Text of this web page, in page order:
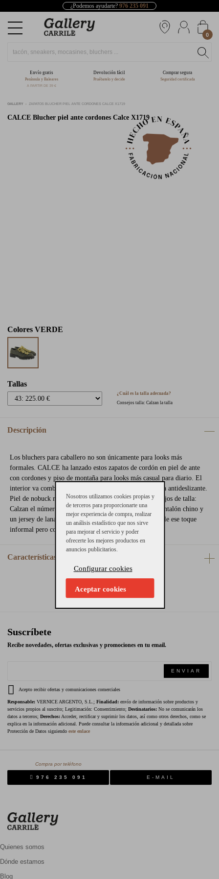
¿Podemos ayudarte? 976 235 091
0
Envío gratis
Península y Baleares
A PARTIR DE 39 €
Devolución fácil
Pruébatelo y decide
Comprar segura
Seguridad certificada
GALLERY ZAPATOS BLUCHER PIEL ANTE CORDONES CALCE X1719
CALCE Blucher piel ante cordones Calce X1719
Colores VERDE
Tallas
¿Cuál es la talla adecuada?
Consejos talla: Calzan la talla
Descripción
Los bluchers para caballero no son únicamente para looks más
formales. CALCE ha lanzado estos zapatos de cordón en piel de ante
con cordones y piso de montaña para looks más casual para diario. El
interior va combinado en piel y textil y la suela de goma antideslizante.
Piel de nobuck marrón con cordones en amarillo. Consejos de talla:
Calzan el número. Para combinar con un tejano o un pantalón chino y
un jersey de lana, elige estos zapatos de cordón para darle ese toque
informal pero con estilo para todos los días.
Características
Suscríbete
Recibe novedades, ofertas exclusivas y promociones en tu email.
ENVIAR
Acepto recibir ofertas y comunicaciones comerciales
Responsable: VERNICE ARGENTO, S.L.; Finalidad: envío de información sobre productos y
servicios propios al suscrito; Legitimación: Consentimiento; Destinatarios: No se comunicarán los
datos a terceros; Derechos: Acceder, rectificar y suprimir los datos, así como otros derechos, como se
explica en la información adicional. Puede consultar la información adicional y detallada sobre
Protección de Datos siguiendo este enlace
Compra por teléfono
976 235 091 E-MAIL
Quienes somos
Dónde estamos
Blog
Nosotros utilizamos cookies propias y
de terceros para proporcionarte una
mejor experiencia de compra, realizar
un análisis estadístico que nos sirve
para mejorar el servicio y poder
ofrecerte los mejores productos en
anuncios publicitarios.
Configurar cookies
Aceptar cookies